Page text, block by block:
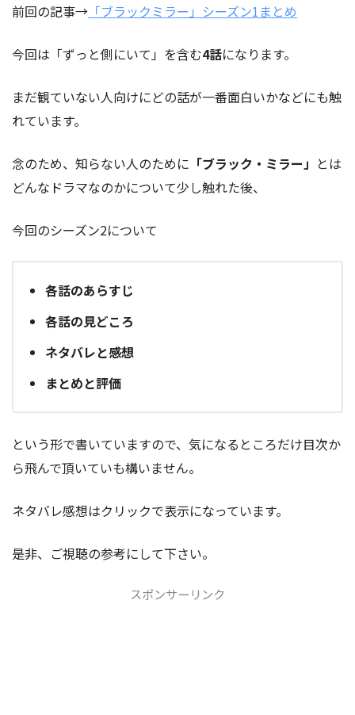
前回の記事→ 「ブラックミラー」シーズン1まとめ
今回は「ずっと側にいて」を含む4話になります。
まだ観ていない人向けにどの話が一番面白いかなどにも触
れています。
念のため、知らない人のために 「ブラック・ミラー」 とは
どんなドラマなのかについて少し触れた後、
今回のシーズン2について
各話のあらすじ
各話の見どころ
ネタバレと感想
まとめと評価
という形で書いていますので、気になるところだけ目次か
ら飛んで頂いていも構いません。
ネタバレ感想はクリックで表示になっています。
是非、ご視聴の参考にして下さい。
スポンサーリンク